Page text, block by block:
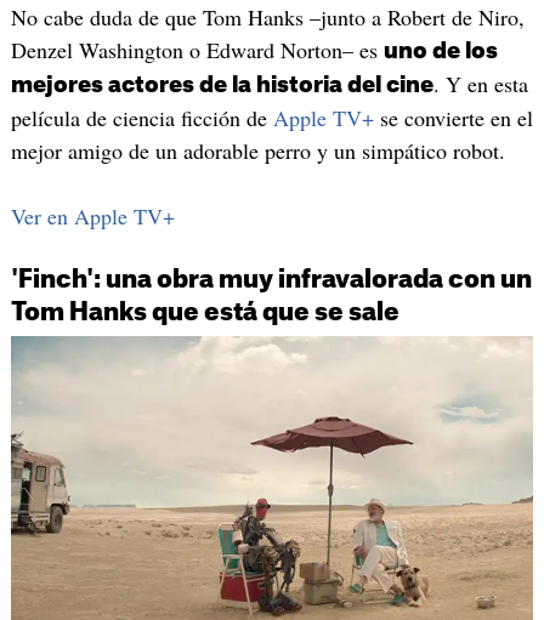
No cabe duda de que Tom Hanks –junto a Robert de Niro,
Denzel Washington o Edward Norton– es uno de los
mejores actores de la historia del cine. Y en esta
película de ciencia ficción de Apple TV+se convierte en el
mejor amigo de un adorable perro y un simpático robot.
Ver en Apple TV+
'Finch': una obra muy infravalorada con un
Tom Hanks que está que se sale